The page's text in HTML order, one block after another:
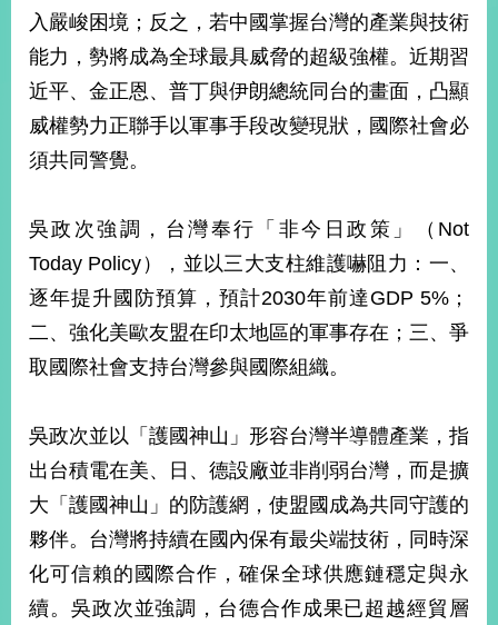
國
際
傳
播
府
公
開
為
民
服
務
本
部
相
關
網
站
入嚴峻困境；反之，若中國掌握台灣的產業與技術
能力，勢將成為全球最具威脅的超級強權。近期習
近平、金正恩、普丁與伊朗總統同台的畫面，凸顯
威權勢力正聯手以軍事手段改變現狀，國際社會必
須共同警覺。
吳政次強調，台灣奉行「非今日政策」（Not
Today Policy），並以三大支柱維護嚇阻力：一、
逐年提升國防預算，預計2030年前達GDP 5%；
二、強化美歐友盟在印太地區的軍事存在；三、爭
取國際社會支持台灣參與國際組織。
吳政次並以「護國神山」形容台灣半導體產業，指
出台積電在美、日、德設廠並非削弱台灣，而是擴
大「護國神山」的防護網，使盟國成為共同守護的
夥伴。台灣將持續在國內保有最尖端技術，同時深
化可信賴的國際合作，確保全球供應鏈穩定與永
續。吳政次並強調，台德合作成果已超越經貿層